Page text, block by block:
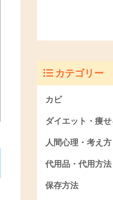
カテゴリー
カビ
ダイエット・痩
人間心理・考え方
代用品・代用方法
保存方法